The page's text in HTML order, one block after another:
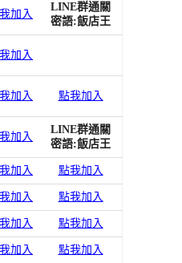
加入
LINE群通關
密語:飯店王
加入
加入 點我加入
加入
LINE群通關
密語:飯店王
加入 點我加入
加入 點我加入
加入 點我加入
加入 點我加入